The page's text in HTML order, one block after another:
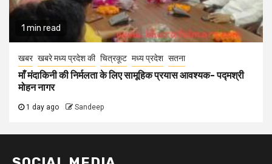
1 min read
खबर खबरे मध्य प्रदेश की चित्रकूट मध्य प्रदेश सतना
माँ मंदाकिनी की निर्मलता के लिए सामूहिक प्रयास आवश्यक- पद्मश्री
मोहन नागर
1 day ago Sandeep